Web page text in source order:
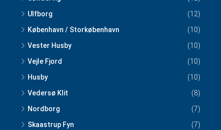
Ulfborg
(12)
København / Storkøbenhavn
(10)
Vester Husby
(10)
Vejle Fjord
(10)
Husby
(10)
Vedersø Klit
(8)
Nordborg
(7)
Skaastrup Fyn
(7)